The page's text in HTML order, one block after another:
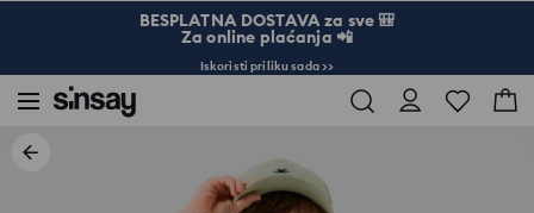
BESPLATNA DOSTAVA za sve 🎒
Za online plaćanja 📲
Iskoristi priliku sada >>